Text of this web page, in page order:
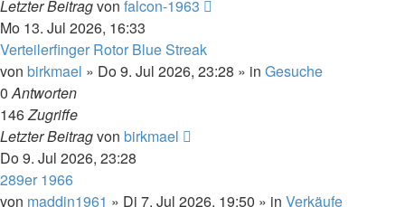
Letzter Beitragvon falcon-1963
Mo 13. Jul 2026, 16:33
Verteilerfinger Rotor Blue Streak
von birkmael » Do 9. Jul 2026, 23:28 » in Gesuche
0Antworten
146Zugriffe
Letzter Beitragvon birkmael
Do 9. Jul 2026, 23:28
289er 1966
von maddin1961 » Di 7. Jul 2026, 19:50 » in Verkäufe